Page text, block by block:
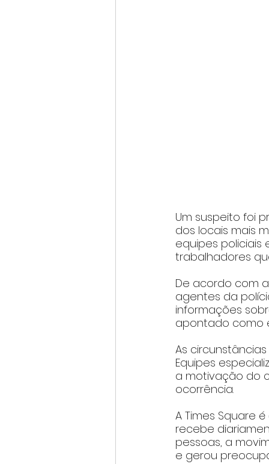
Um suspeito foi
dos locais mais
equipes
trabalhadores
De acordo com
agentes da
informações
apontado como
As
Equipes
a motivação do
ocorrência.
A Times Square
recebe
pessoas, a
e gerou